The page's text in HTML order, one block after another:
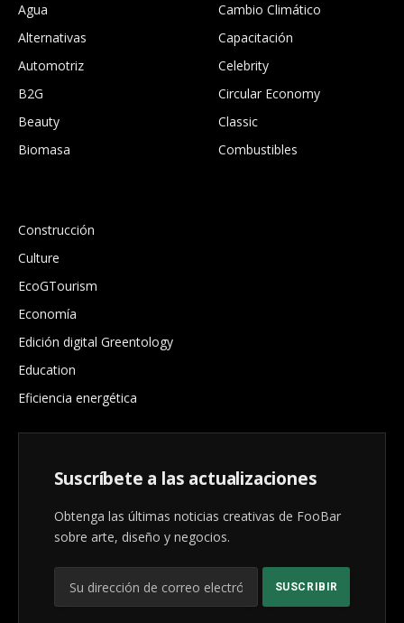
Agua
Alternativas
Automotriz
B2G
Beauty
Biomasa
Cambio Climático
Capacitación
Celebrity
Circular Economy
Classic
Combustibles
Construcción
Culture
EcoGTourism
Economía
Edición digital Greentology
Education
Eficiencia energética
Suscríbete a las actualizaciones
Obtenga las últimas noticias creativas de FooBar
sobre arte, diseño y negocios.